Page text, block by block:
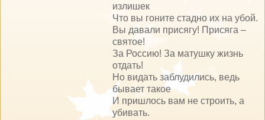
излишек
Что вы гоните стадно их на убой.
Вы давали присягу! Присяга –
святое!
За Россию! За матушку жизнь
отдать!
Но видать заблудились, ведь
бывает такое
И пришлось вам не строить, а
убивать.